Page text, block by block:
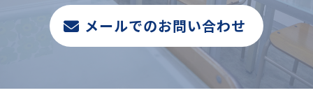
メールでのお問い合わせ